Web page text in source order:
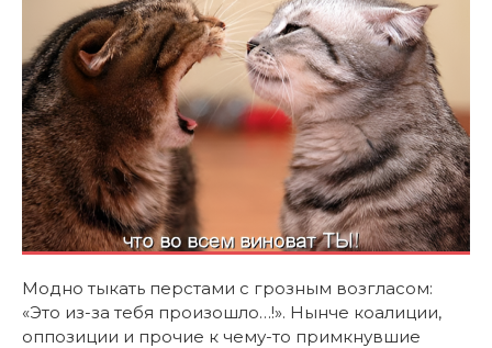
ищет
Модно тыкать перстами с грозным возгласом:
«Это из-за тебя произошло…!». Нынче коалиции,
оппозиции и прочие к чему-то примкнувшие